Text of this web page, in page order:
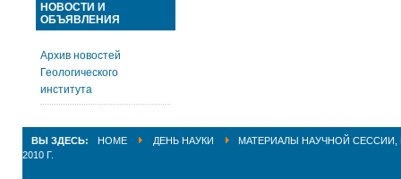
НОВОСТИ И
ОБЪЯВЛЕНИЯ
Архив новостей
Геологического
института
ВЫ ЗДЕСЬ: HOME ДЕНЬ НАУКИ
МАТЕРИАЛЫ НАУЧНОЙ
2010 Г.